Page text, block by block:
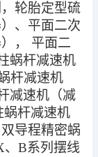
轮胎定型硫
、平面二次
， 平面二
蜗杆减速机
杆减速机
减速机（减
蜗杆减速机
导程精密蜗
、B系列摆线